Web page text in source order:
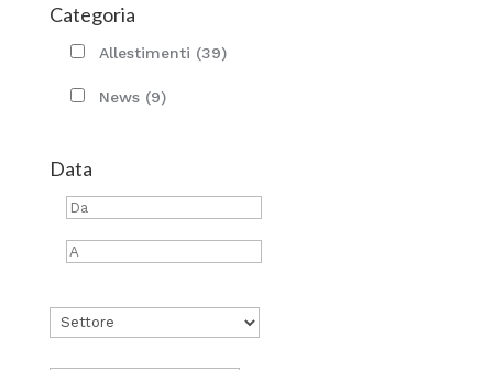
Categoria
Allestimenti (39)
News (9)
Data